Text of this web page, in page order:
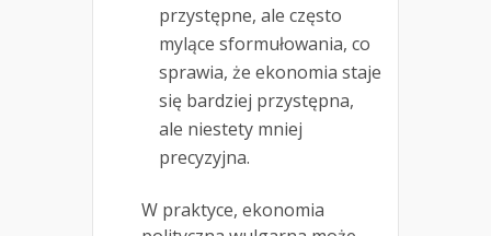
przystępne, ale często
mylące sformułowania, co
sprawia, że ekonomia staje
się bardziej przystępna,
ale niestety mniej
precyzyjna.
W praktyce, ekonomia